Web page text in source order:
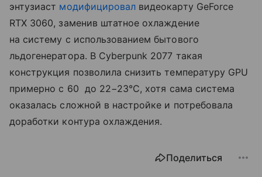
энтузиаст модифицировал видеокарту GeForce
RTX 3060, заменив штатное охлаждение
на систему с использованием бытового
льдогенератора. В Cyberpunk 2077 такая
конструкция позволила снизить температуру GPU
примерно с 60 до 22−23°C, хотя сама система
оказалась сложной в настройке и потребовала
доработки контура охлаждения.
Поделиться